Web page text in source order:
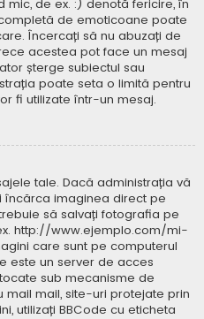
mic, de ex. :) denotă fericire, în
de emoticoane poate
Încercați să nu abuzați de
acestea pot face un mesaj
șterge subiectul sau
poate seta o limită pentru
fi utilizate într-un mesaj.
tale. Dacă administrația vă
încărca imaginea direct pe
să salvați fotografia pe
http://www.ejemplo.com/mi-
care sunt pe computerul
este un server de acces
sub mecanisme de
mail mail, site-uri protejate prin
utilizați BBCode cu eticheta